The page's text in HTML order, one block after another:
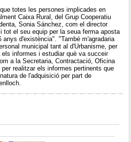
totes les persones implicades en
Caixa Rural, del Grup Cooperatiu
Sonia Sánchez, com el director
tot el seu equip per la seua ferma aposta
anys d'existència". "També m'agradaria
municipal tant al d'Urbanisme, per
els informes i estudiar què va succeir
a la Secretaria, Contractació, Oficina
realitzar els informes pertinents que
de l'adquisició per part de